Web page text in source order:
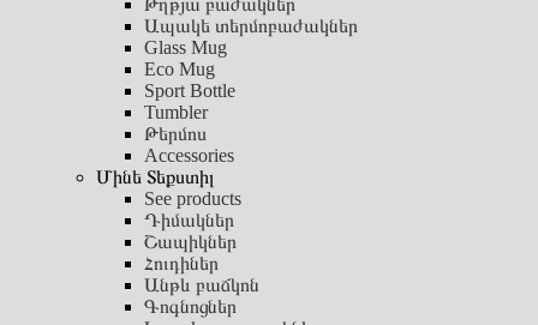
Թղթյա բաժակներ
Ապակե տերմոբաժակներ
Glass Mug
Eco Mug
Sport Bottle
Tumbler
Թերմոս
Accessories
Մինե Տեքստիլ
See products
Դիմակներ
Շապիկներ
Հուդիներ
Անթև բաճկոն
Գոգնոցներ